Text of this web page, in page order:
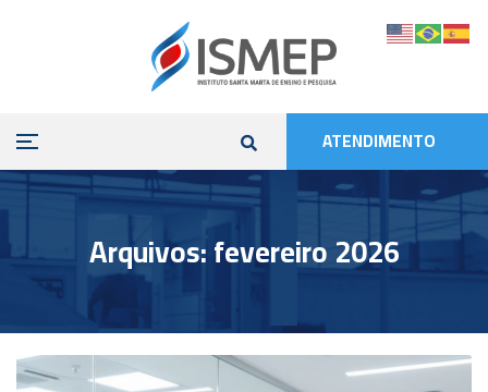
ATENDIMENTO
Arquivos: fevereiro 2026